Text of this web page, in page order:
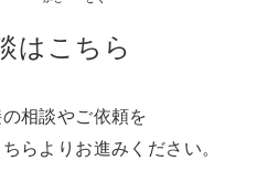
はこちら
相談やご依頼を
らよりお進みください。